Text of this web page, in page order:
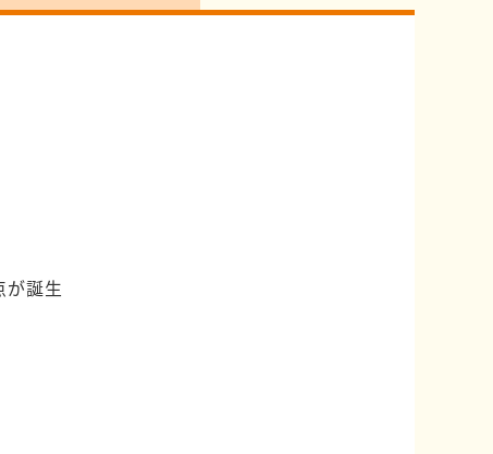
が誕生